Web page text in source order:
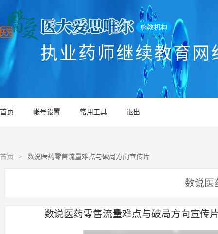
执业药师继续教育网
首页 帐号设置 常用工具 退出
首页 > 数说医药零售流量难点与破局方向宣传片
数说医
数说医药零售流量难点与破局方向宣传